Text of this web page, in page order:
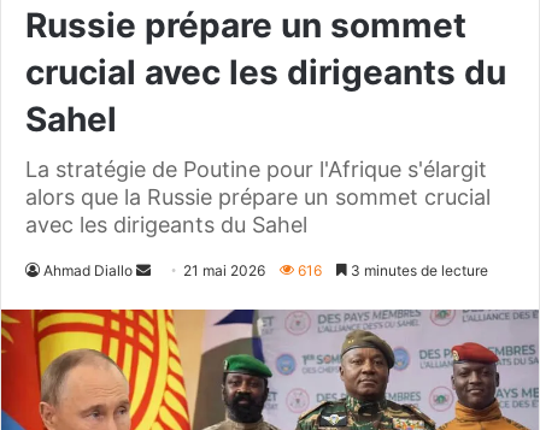
Russie prépare un sommet
crucial avec les dirigeants du
Sahel
La stratégie de Poutine pour l'Afrique s'élargit
alors que la Russie prépare un sommet crucial
avec les dirigeants du Sahel
Ahmad Diallo
Envoyer
courriel
21 mai 2026 616 3 minutes de lecture